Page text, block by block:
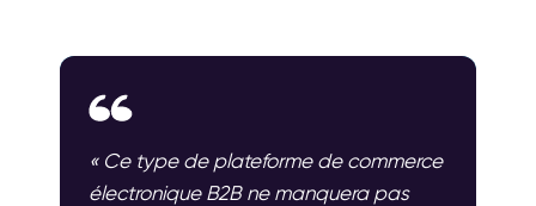
« Ce type de plateforme de commerce
électronique B2B ne manquera pas